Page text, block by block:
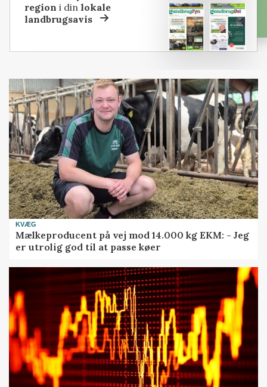
region i dinlokale
landbrugsavis
KVÆG
Mælkeproducent på vej mod 14.000 kg EKM: - Jeg
er utrolig god til at passe køer